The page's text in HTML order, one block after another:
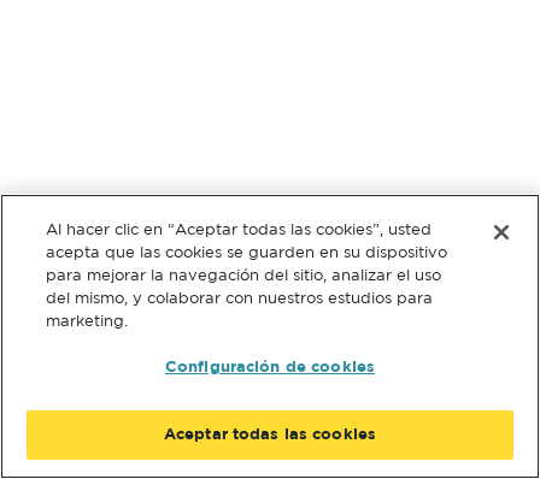
Al hacer clic en “Aceptar todas las cookies”, usted
acepta que las cookies se guarden en su dispositivo
para mejorar la navegación del sitio, analizar el uso
del mismo, y colaborar con nuestros estudios para
marketing.
Configuración de cookies
Aceptar todas las cookies